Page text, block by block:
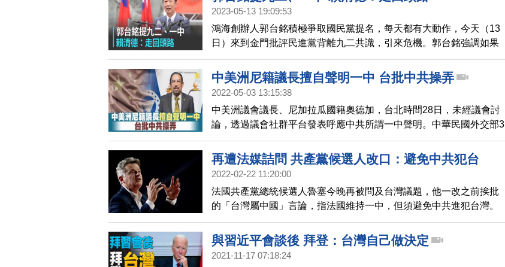
2023-05-13 19:09:53
鴻海創辦人郭台銘積極爭取國民黨提名，每天都有大動作，今天（13
日）來到金門批評民進黨背離九二共識，引來危機。郭台銘強調如果
當上總統，就用「一中各表」基礎與對岸重啟談判，共機也就不會再
擾台。而民進黨總統提名人賴清德今天在屏東造勢，他直言九二共識
就是走回頭路，沒主權的和平，不是真正的和平。
中美洲尼籍議長擅自聲明一中 台批中共操弄
2022-05-03 13:15:38
中美洲議會議長、尼加拉瓜國籍奧德加，台北時間28日，未經議會討
論，透過議會社群平台發表呼應中共所謂一中聲明。中華民國外交部3
日表示，已在第一時間請駐瓜地馬拉大使館，向中美洲議會的主席團
嚴正抗議。多國議員表達不滿，例如巴拿馬議員拉莫斯向媒體表示，
那不代表中美洲議會、也不是大多數議員的立場
再遭法媒詰問 共產黨候選人改口：避免中共犯台
2022-02-22 11:20:00
法國共產黨總統候選人魯塞今晚再被問及台灣議題，他一改之前挨批
的「台灣屬中國」言論，指法國維持一中，但須避免中共進犯台灣。
與習近平會談後 拜登：台灣自己做決定
2021-11-17 07:18:24